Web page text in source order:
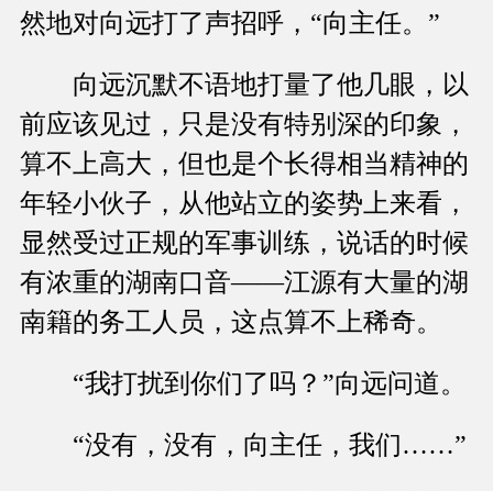
然地对向远打了声招呼，“向主任。”
向远沉默不语地打量了他几眼，以
前应该见过，只是没有特别深的印象，
算不上高大，但也是个长得相当精神的
年轻小伙子，从他站立的姿势上来看，
显然受过正规的军事训练，说话的时候
有浓重的湖南口音——江源有大量的湖
南籍的务工人员，这点算不上稀奇。
“我打扰到你们了吗？”向远问道。
“没有，没有，向主任，我们……”